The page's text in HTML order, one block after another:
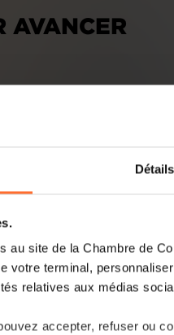
Détails
au site de la Chambre de
votre terminal,
relatives aux médias
accepter, refuser ou
AVANCER